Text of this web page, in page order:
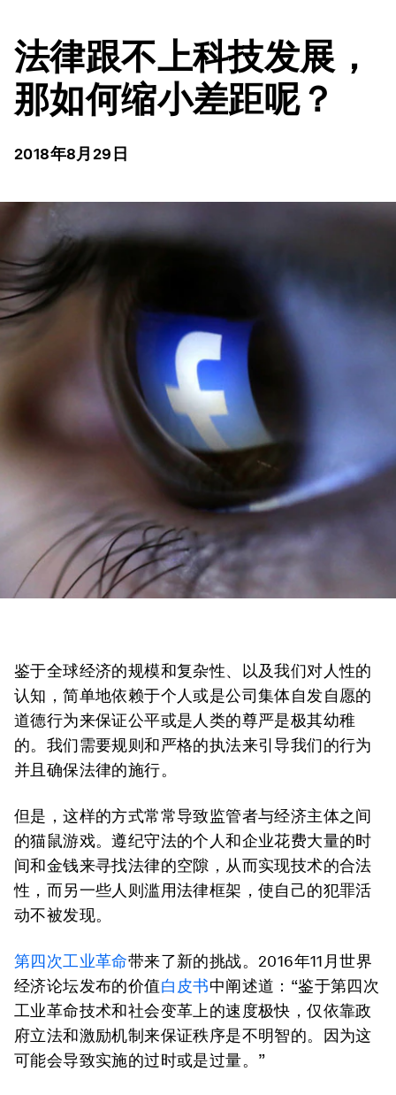
法律跟不上科技发展，
那如何缩小差距呢？
2018年8月29日
鉴于全球经济的规模和复杂性、以及我们对人性的
认知，简单地依赖于个人或是公司集体自发自愿的
道德行为来保证公平或是人类的尊严是极其幼稚
的。我们需要规则和严格的执法来引导我们的行为
并且确保法律的施行。
但是，这样的方式常常导致监管者与经济主体之间
的猫鼠游戏。遵纪守法的个人和企业花费大量的时
间和金钱来寻找法律的空隙，从而实现技术的合法
性，而另一些人则滥用法律框架，使自己的犯罪活
动不被发现。
第四次工业革命带来了新的挑战。2016年11月世界
经济论坛发布的价值白皮书中阐述道：“鉴于第四次
工业革命技术和社会变革上的速度极快，仅依靠政
府立法和激励机制来保证秩序是不明智的。因为这
可能会导致实施的过时或是过量。”